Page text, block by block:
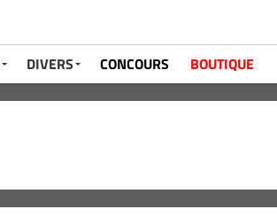
DIVERS CONCOURS BOUTIQUE